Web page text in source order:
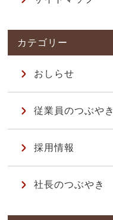
おしらせ
従業員のつぶやき
採用情報
社長のつぶやき